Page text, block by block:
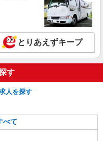
主導型の保育士
費あり／規定内支給（上限
力や経験等を考慮し、決定し
企業内保育園・企業主導型）
詳細を見る
とりあえずキープ
す
人を探す
べて